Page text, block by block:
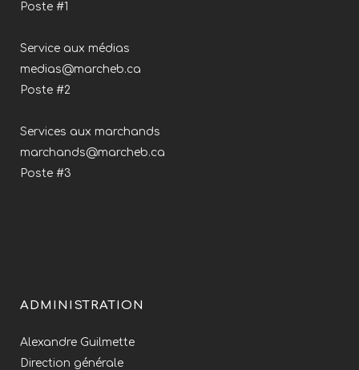
Poste #1
Service aux médias
medias@marcheb.ca
Poste #2
Services aux marchands
marchands@marcheb.ca
Poste #3
ADMINISTRATION
Alexandre Guilmette
Direction générale